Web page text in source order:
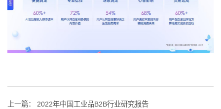
上一篇：
2022年中国工业品B2B行业研究报告